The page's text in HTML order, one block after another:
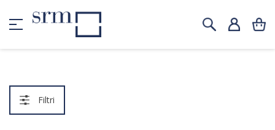
Filtri